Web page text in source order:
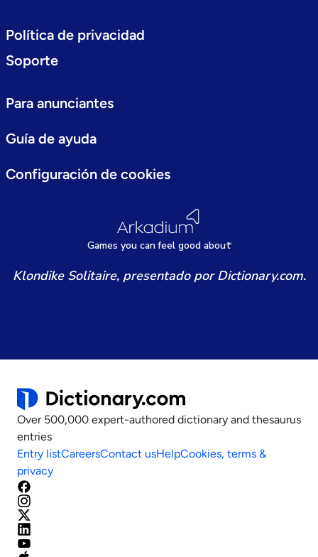
Games you canfeel good about
Política de privacidad
Soporte
Para anunciantes
Guía de ayuda
Configuración de cookies
Klondike Solitaire, presentado por Dictionary.com.
Over 500,000 expert-authored dictionary and thesaurus
entries
Entry listCareersContact usHelpCookies, terms &
privacy